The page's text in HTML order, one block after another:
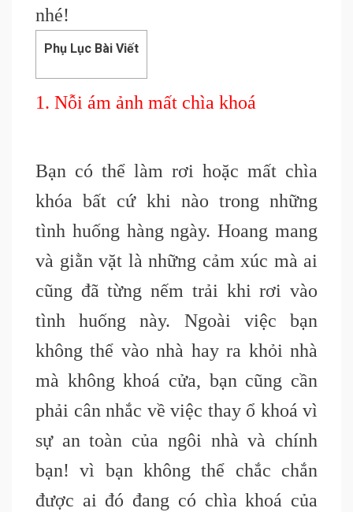
nhé!
Phụ Lục Bài Viết
1. Nỗi ám ảnh mất chìa khoá
Bạn có thể làm rơi hoặc mất chìa
khóabất cứ khi nào trong những
tình huống hàng ngày. Hoang mang
và giằn vặt là những cảm xúc mà ai
cũng đã từng nếm trải khi rơi vào
tình huống này. Ngoài việc bạn
không thể vào nhà hay ra khỏi nhà
mà không khoá cửa, bạn cũng cần
phải cân nhắc về việc thay ổ khoá vì
sự an toàn của ngôi nhà và chính
bạn! vì bạn không thể chắc chắn
được ai đó đang có chìa khoá của